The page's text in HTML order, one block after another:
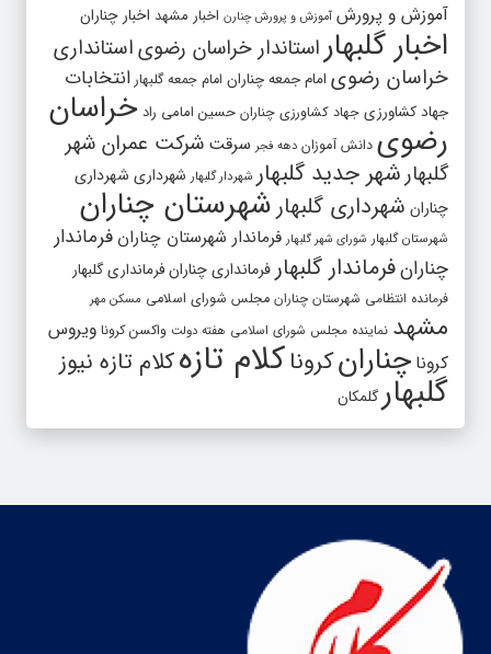
آموزش و پرورش آموزش و پرورش چنارن اخبار مشهد اخبار چناران
اخبار گلبهار استاندار خراسان رضویاستانداری
خراسان رضوی امام جمعه چناران امام جمعه گلبهار انتخابات
جهاد کشاورزی جهاد کشاورزی چناران حسین امامی راد خراسان
رضوی دانش آموزان دهه فجر سرقت شرکت عمران شهر
گلبهارشهر جدید گلبهار شهردار گلبهار شهرداری شهرداری
چناران شهرداری گلبهار شهرستان چناران
شهرستان گلبهار شورای شهر گلبهار فرماندار شهرستان چناران فرماندار
چنارانفرماندار گلبهار فرمانداری چنارانفرمانداری گلبهار
فرمانده انتظامی شهرستان چناران مجلس شورای اسلامی مسکن مهر
مشهد نماینده مجلس شورای اسلامی هفته دولت واکسن کرونا ویروس
کرونا چنارانکروناکلام تازهکلام تازه نیوز
گلبهارگلمکان